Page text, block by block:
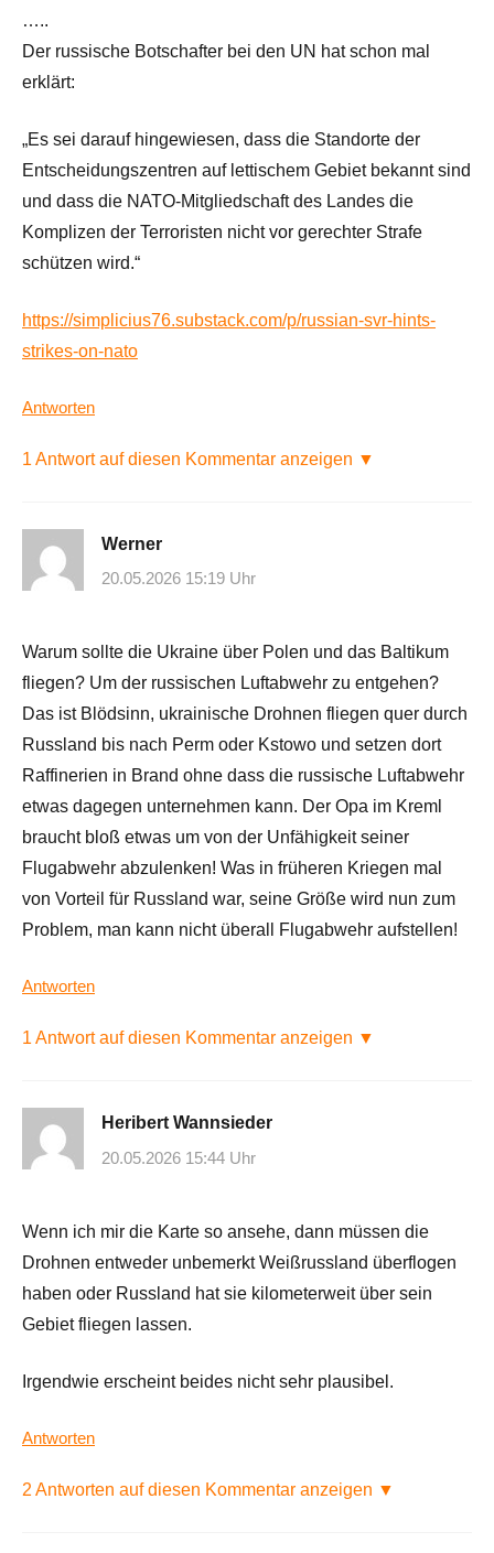
…..
Der russische Botschafter bei den UN hat schon mal
erklärt:
„Es sei darauf hingewiesen, dass die Standorte der
Entscheidungszentren auf lettischem Gebiet bekannt sind
und dass die NATO-Mitgliedschaft des Landes die
Komplizen der Terroristen nicht vor gerechter Strafe
schützen wird.“
https://simplicius76.substack.com/p/russian-svr-hints-
strikes-on-nato
Antworten
1 Antwort auf diesen Kommentar anzeigen ▼
Werner
20.05.2026 15:19 Uhr
Warum sollte die Ukraine über Polen und das Baltikum
fliegen? Um der russischen Luftabwehr zu entgehen?
Das ist Blödsinn, ukrainische Drohnen fliegen quer durch
Russland bis nach Perm oder Kstowo und setzen dort
Raffinerien in Brand ohne dass die russische Luftabwehr
etwas dagegen unternehmen kann. Der Opa im Kreml
braucht bloß etwas um von der Unfähigkeit seiner
Flugabwehr abzulenken! Was in früheren Kriegen mal
von Vorteil für Russland war, seine Größe wird nun zum
Problem, man kann nicht überall Flugabwehr aufstellen!
Antworten
1 Antwort auf diesen Kommentar anzeigen ▼
Heribert Wannsieder
20.05.2026 15:44 Uhr
Wenn ich mir die Karte so ansehe, dann müssen die
Drohnen entweder unbemerkt Weißrussland überflogen
haben oder Russland hat sie kilometerweit über sein
Gebiet fliegen lassen.
Irgendwie erscheint beides nicht sehr plausibel.
Antworten
2 Antworten auf diesen Kommentar anzeigen ▼